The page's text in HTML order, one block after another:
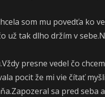
som mu povedťa ko
už tak dlho držím v
presne vedel čo
pocit že mi vie čítať
sa pred seba